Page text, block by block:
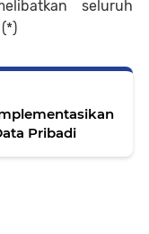
seluruh
Pribadi